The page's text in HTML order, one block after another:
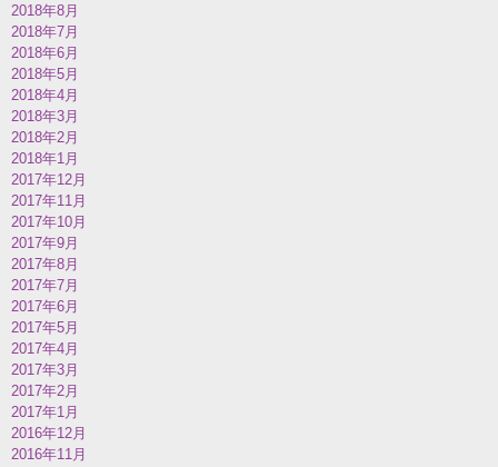
2018年8月
2018年7月
2018年6月
2018年5月
2018年4月
2018年3月
2018年2月
2018年1月
2017年12月
2017年11月
2017年10月
2017年9月
2017年8月
2017年7月
2017年6月
2017年5月
2017年4月
2017年3月
2017年2月
2017年1月
2016年12月
2016年11月